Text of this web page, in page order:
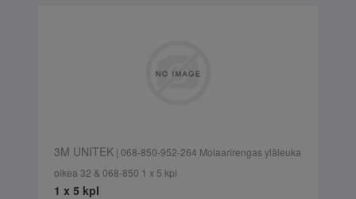
3M UNITEK| 068-850-952-264 Molaarirengas yläleuka
oikea 32 & 068-850 1 x 5 kpl
1 x 5 kpl